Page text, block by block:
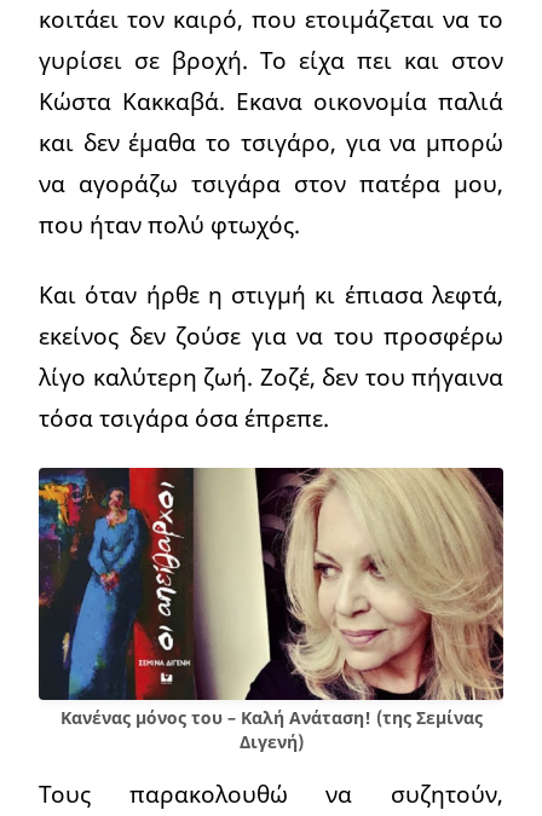
κοιτάει τον καιρό, που ετοιμάζεται να το
γυρίσει σε βροχή. Το είχα πει και στον
Κώστα Κακκαβά. Εκανα οικονομία παλιά
και δεν έμαθα το τσιγάρο, για να μπορώ
να αγοράζω τσιγάρα στον πατέρα μου,
που ήταν πολύ φτωχός.
Και όταν ήρθε η στιγμή κι έπιασα λεφτά,
εκείνος δεν ζούσε για να του προσφέρω
λίγο καλύτερη ζωή. Ζοζέ, δεν του πήγαινα
τόσα τσιγάρα όσα έπρεπε.
Κανένας μόνος του – Καλή Ανάταση! (της Σεμίνας
Διγενή)
Τους παρακολουθώ να συζητούν,